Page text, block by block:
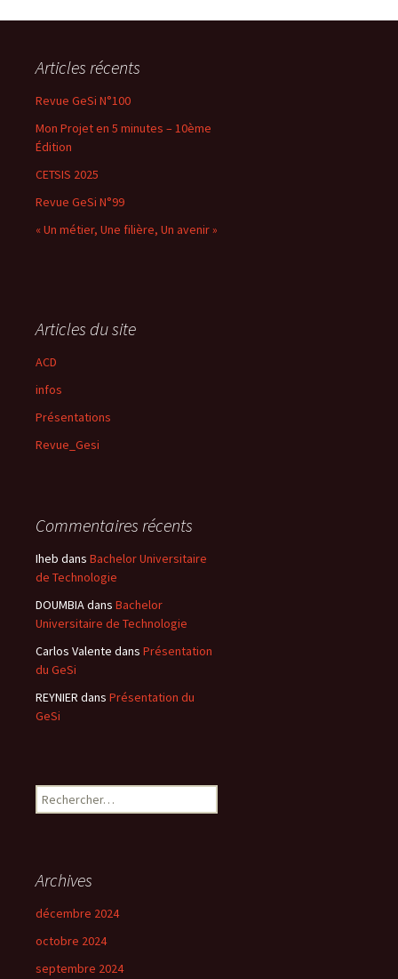
Articles récents
Revue GeSi N°100
Mon Projet en 5 minutes – 10ème
Édition
CETSIS 2025
Revue GeSi N°99
« Un métier, Une filière, Un avenir »
Articles du site
ACD
infos
Présentations
Revue_Gesi
Commentaires récents
Iheb dans Bachelor Universitaire
de Technologie
DOUMBIAdans Bachelor
Universitaire de Technologie
Carlos Valente dans Présentation
du GeSi
REYNIER dans Présentation du
GeSi
Rechercher :
Archives
décembre 2024
octobre 2024
septembre 2024